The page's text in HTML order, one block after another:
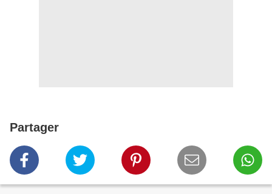
Partager